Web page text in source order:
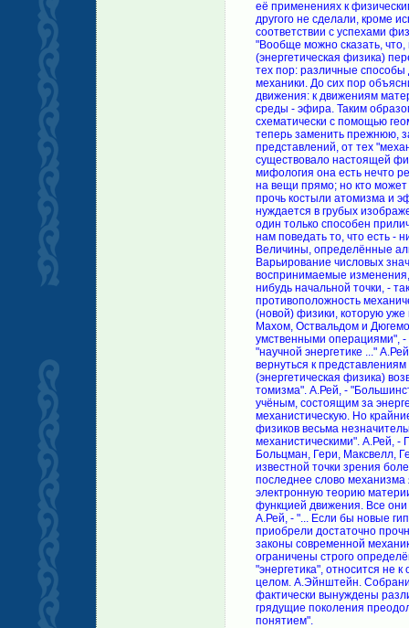
её применениях к
другого не сделали, кроме
соответствии с успехами
"Вообще можно сказать, что,
(энергетическая физика)
тех пор: различные способы
механики. До сих пор
движения: к движениям
среды - эфира. Таким
схематически с помощью
теперь заменить прежнюю,
представлений, от тех
существовало настоящей
мифология она есть нечто
на вещи прямо; но кто может
прочь костыли атомизма и
нуждается в грубых
один только способен
нам поведать то, что есть -
Величины, определённые
Варьирование числовых
воспринимаемые
нибудь начальной точки, -
противоположность
(новой) физики, которую
Махом, Оствальдом и
умственными операциями",
"научной энергетике ..."
вернуться к
(энергетическая физика)
томизма". А.Рей, -
учёным, состоящим за
механистическую. Но
физиков весьма
механистическими". А.Рей, -
Больцман, Гери, Максвелл,
известной точки зрения
последнее слово
электронную теорию
функцией движения. Все
А.Рей, - "... Если бы новые
приобрели достаточно
законы современной
ограничены строго
"энергетика", относится не
целом. А.Эйнштейн.
фактически вынуждены
грядущие поколения
понятием".